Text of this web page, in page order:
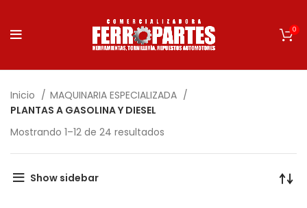
0
Inicio
MAQUINARIA ESPECIALIZADA
PLANTAS A GASOLINA Y DIESEL
Mostrando 1–12 de 24 resultados
Show sidebar